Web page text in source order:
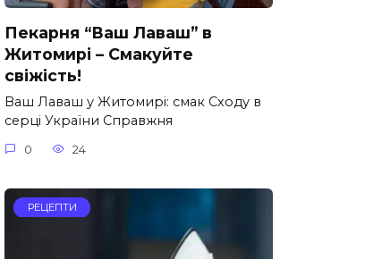
Пекарня “Ваш Лаваш” в
Житомирі – Смакуйте
свіжість!
Ваш Лаваш у Житомирі: смак Сходу в
серці України Справжня
0 24
РЕЦЕПТИ